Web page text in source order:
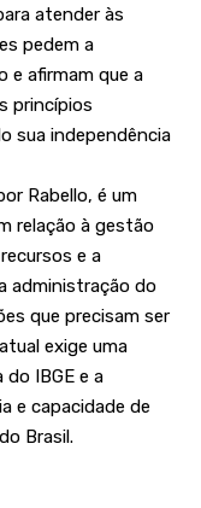
atender às
pedem a
e afirmam que a
princípios
sua independência
Rabello, é um
relação à gestão
e a
administração do
que precisam ser
exige uma
IBGE e a
e capacidade de
Brasil.